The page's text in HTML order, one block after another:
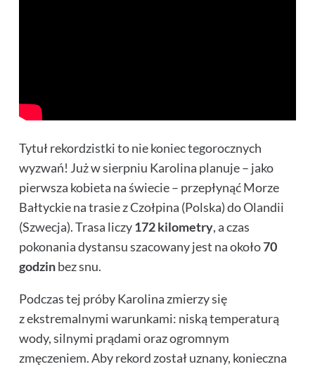
Tytuł rekordzistki to nie koniec tegorocznych
wyzwań! Już w sierpniu Karolina planuje – jako
pierwsza kobieta na świecie – przepłynąć Morze
Bałtyckie na trasie z Czołpina (Polska) do Olandii
(Szwecja). Trasa liczy172 kilometry, a czas
pokonania dystansu szacowany jest na około70
godzinbez snu.
Podczas tej próby Karolina zmierzy się
z ekstremalnymi warunkami: niską temperaturą
wody, silnymi prądami oraz ogromnym
zmęczeniem. Aby rekord został uznany, konieczna